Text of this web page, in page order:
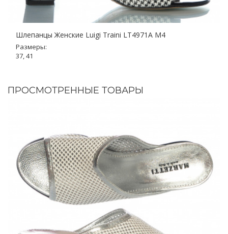
Шлепанцы Женские Luigi Traini LT4971A M4
Размеры:
37, 41
ПРОСМОТРЕННЫЕ ТОВАРЫ